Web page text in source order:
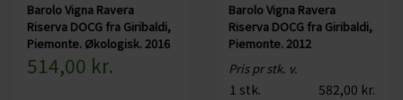
Barolo Vigna Ravera
Riserva DOCG fra Giribaldi,
Piemonte. Økologisk. 2016
514,00 kr.
Barolo Vigna Ravera
Riserva DOCG fra Giribaldi,
Piemonte. 2012
Pris pr stk. v.
1 stk.
582,00 kr.